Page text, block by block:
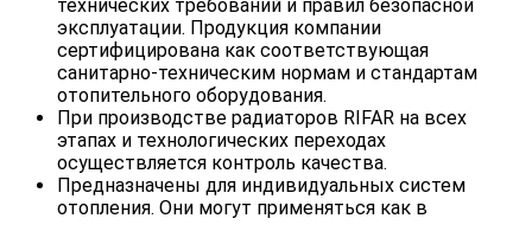
технических требований и правил безопасной
эксплуатации. Продукция компании
сертифицирована как соответствующая
санитарно-техническим нормам и стандартам
отопительного оборудования.
При производстве радиаторов RIFAR на всех
этапах и технологических переходах
осуществляется контроль качества.
Предназначены для индивидуальных систем
отопления. Они могут применяться как в